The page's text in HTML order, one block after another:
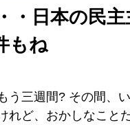
・日本の民
もね
う三週間? その間、
れど、おかしなこと